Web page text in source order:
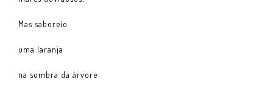
Mas saboreio
uma laranja
na sombra da árvore